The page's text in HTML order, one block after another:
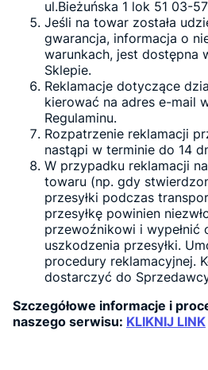
ul.Bieżuńska 1 lok 51 03-
Jeśli na towar została
gwarancja, informacja o
warunkach, jest dostępna
Sklepie.
Reklamacje dotyczące
kierować na adres e-mail
Regulaminu.
Rozpatrzenie reklamacji
nastąpi w terminie do 14
W przypadku reklamacji
towaru (np. gdy
przesyłki podczas
przesyłkę powinien
przewoźnikowi i wypełnić
uszkodzenia przesyłki.
procedury reklamacyjnej.
dostarczyć do
Szczegółowe informacje i
naszego serwisu: KLIKNIJ LINK